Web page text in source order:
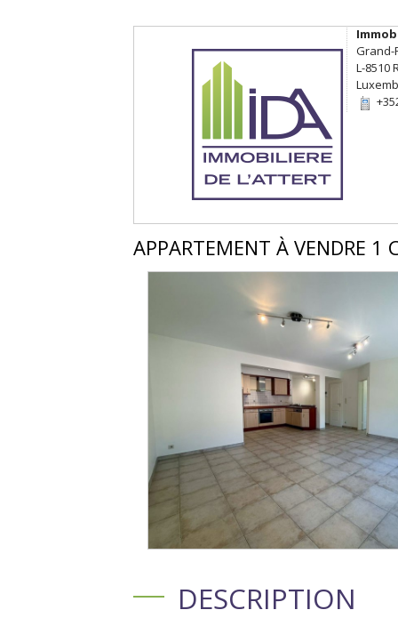
Grand-
L-8510
APPARTEMENT À VENDRE 1
DESCRIPTION